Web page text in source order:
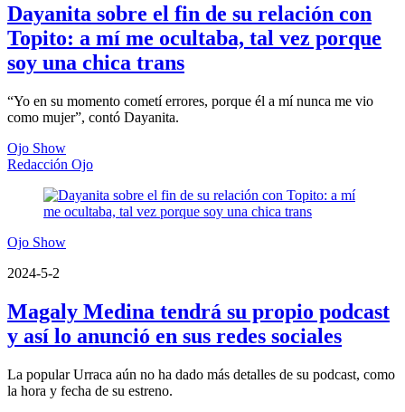
Dayanita sobre el fin de su relación con
Topito: a mí me ocultaba, tal vez porque
soy una chica trans
“Yo en su momento cometí errores, porque él a mí nunca me vio
como mujer”, contó Dayanita.
Ojo Show
Redacción Ojo
Ojo Show
2024-5-2
Magaly Medina tendrá su propio podcast
y así lo anunció en sus redes sociales
La popular Urraca aún no ha dado más detalles de su podcast, como
la hora y fecha de su estreno.